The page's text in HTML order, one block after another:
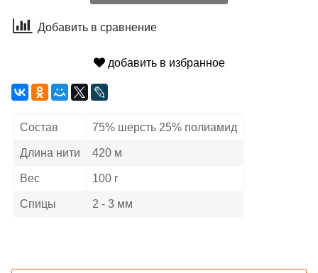
Добавить в сравнение
добавить в избранное
Состав 75% шерсть 25% полиамид
Длина нити 420 м
Вес 100 г
Спицы 2 - 3 мм